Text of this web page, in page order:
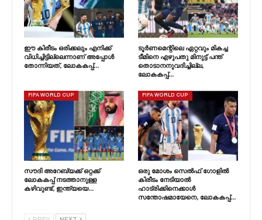
ഈ കിരീടം ഒരിക്കലും എനിക്ക്
വിധിച്ചിട്ടില്ലെന്നാണ് അപ്പോൾ
തോന്നിയത്, ലോകകപ്പ്…
ടൂർണമെന്റിലെ ഏറ്റവും മികച്ച
ടീമിനെ എഴുപതു മിനുട്ട് പന്ത്
തൊടാനനുവദിച്ചില്ല,
ലോകകപ്പ്…
FIFA WORLD CUP
സൗദി അറേബ്യക്ക് ഒറ്റക്ക്
ലോകകപ്പ് നടത്താനുള്ള
കഴിവുണ്ട്, ഇന്ത്യയെ…
FIFA WORLD CUP
ഒരു മോശം സെൽഫ് ഗോളിൽ
കിരീടം നേടിയാൽ
ഹാട്രിക്കിനെക്കാൾ
സന്തോഷമായേനെ, ലോകകപ്പ്…